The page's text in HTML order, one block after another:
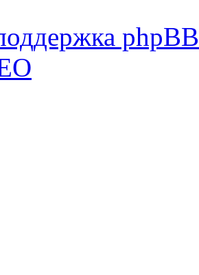
phpBB